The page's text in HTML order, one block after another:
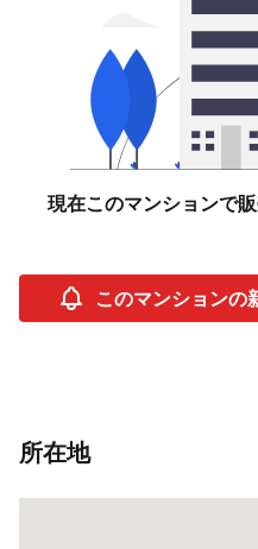
現在このマンションで
このマンションの
所在地